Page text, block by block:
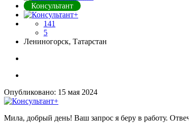
Консультант
141
5
Лениногорск, Татарстан
Опубликовано: 15 мая 2024
Мила, добрый день! Ваш запрос я беру в работу.